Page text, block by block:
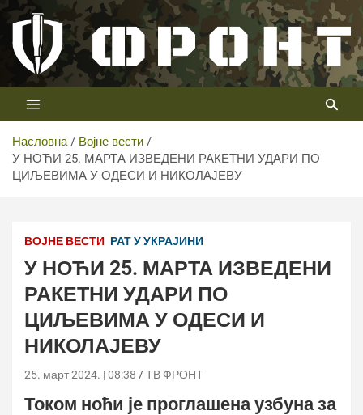
Скип
цонтент
Телевизија ФРОНТ
Први војни канал у Србији
Насловна
Војне вести
У НОЋИ 25. МАРТА ИЗВЕДЕНИ РАКЕТНИ УДАРИ ПО
ЦИЉЕВИМА У ОДЕСИ И НИКОЛАЈЕВУ
ВОЈНЕ ВЕСТИ РАТ У УКРАЈИНИ
У НОЋИ 25. МАРТА ИЗВЕДЕНИ
РАКЕТНИ УДАРИ ПО
ЦИЉЕВИМА У ОДЕСИ И
НИКОЛАЈЕВУ
25. март 2024. | 08:38 ТВ ФРОНТ
Током ноћи је проглашена узбуна за